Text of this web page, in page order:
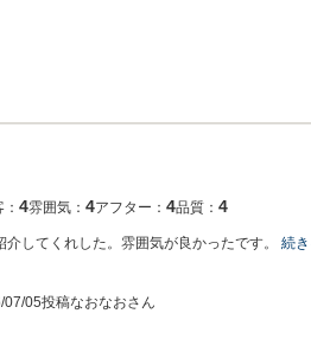
4雰囲気： 4アフター： 4品質： 4
してくれした。雰囲気が良かったです。 続
07/05投稿なおなおさん